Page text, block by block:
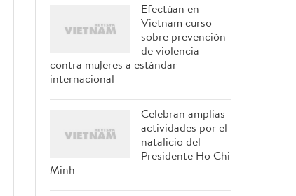
Efectúan en
Vietnam curso
sobre prevención
de violencia
contra mujeres a estándar
internacional
Celebran amplias
actividades por el
natalicio del
Presidente Ho Chi
Minh